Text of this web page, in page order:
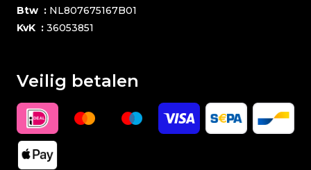
Btw : NL807675167B01
KvK : 36053851
Veilig betalen